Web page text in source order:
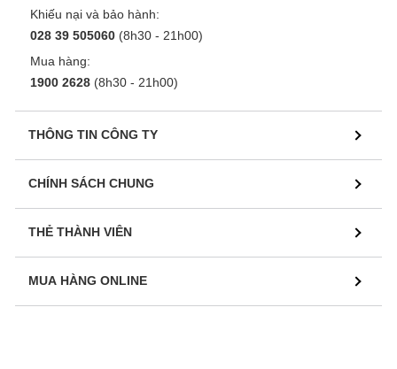
Khiếu nại và bảo hành:
028 39 505060 (8h30 - 21h00)
Mua hàng:
1900 2628 (8h30 - 21h00)
THÔNG TIN CÔNG TY
CHÍNH SÁCH CHUNG
THẺ THÀNH VIÊN
MUA HÀNG ONLINE